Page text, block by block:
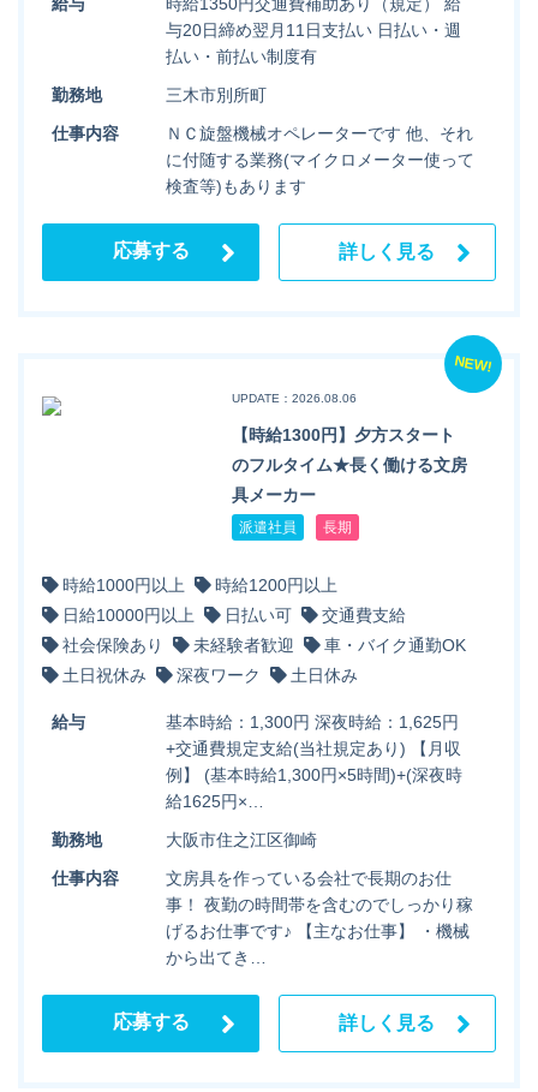
与20日締め翌月11日支払い 日払い・週
払い・前払い制度有
勤務地
三木市別所町
仕事内容
ＮＣ旋盤機械オペレーターです 他、それ
に付随する業務(マイクロメーター使って
検査等)もあります
応募する 詳しく見る
NEW!
UPDATE：2026.08.06
【時給1300円】夕方スタート
のフルタイム★長く働ける文房
具メーカー
派遣社員 長期
時給1000円以上
時給1200円以上
日給10000円以上
日払い可
交通費支給
社会保険あり
未経験者歓迎
車・バイク通勤OK
土日祝休み
深夜ワーク 土日休み
給与
基本時給：1,300円 深夜時給：1,625円
+交通費規定支給(当社規定あり) 【月収
例】 (基本時給1,300円×5時間)+(深夜時
給1625円×…
勤務地
大阪市住之江区御崎
仕事内容
文房具を作っている会社で長期のお仕
事！ 夜勤の時間帯を含むのでしっかり稼
げるお仕事です♪ 【主なお仕事】 ・機械
から出てき…
応募する 詳しく見る